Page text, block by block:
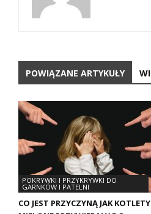
POWIĄZANE ARTYKUŁY
POKRYWKI I PRZYKRYWKI DO
GARNKÓW I PATELNI
CO JEST PRZYCZYNĄ JAK KOTLETY